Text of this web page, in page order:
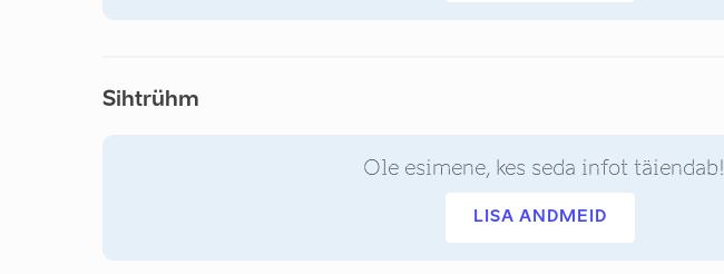
Sihtrühm
Ole esimene, kes seda infot täiendab!
LISA ANDMEID